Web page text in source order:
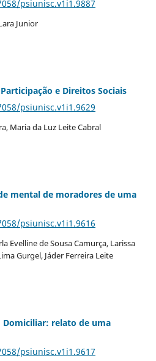
psiunisc.v1i1.9887
Junior
e Direitos Sociais
psiunisc.v1i1.9629
Maria da Luz Leite Cabral
mental de moradores de uma
psiunisc.v1i1.9616
Evelline de Sousa Camurça, Larissa
Gurgel, Jáder Ferreira Leite
relato de uma
psiunisc.v1i1.9617